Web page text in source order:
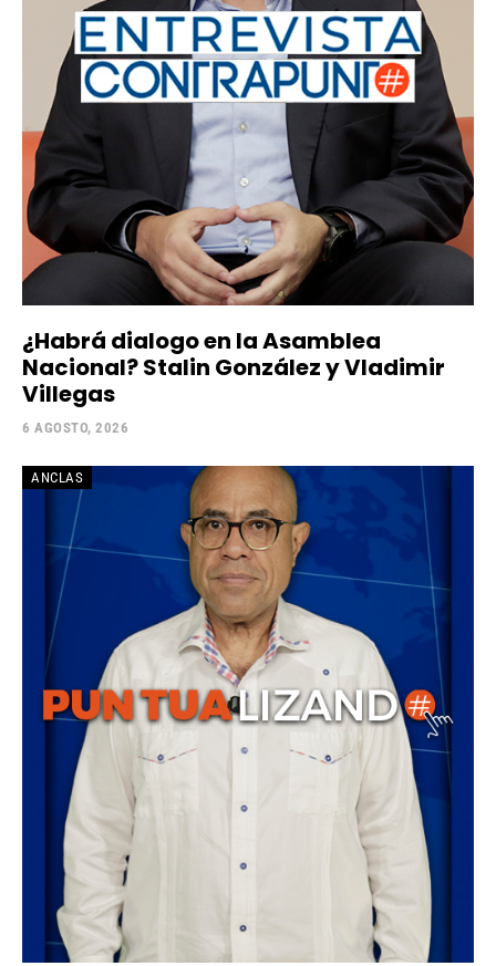
¿Habrá dialogo en la Asamblea
Nacional? Stalin González y Vladimir
Villegas
6 AGOSTO, 2026
ANCLAS